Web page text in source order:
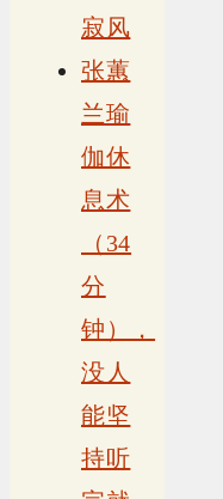
寂风
张蕙
兰瑜
伽休
息术
（34
分
钟），
没人
能坚
持听